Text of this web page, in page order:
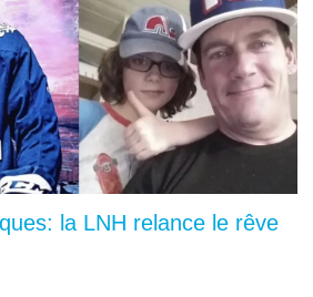
la LNH relance le rêve